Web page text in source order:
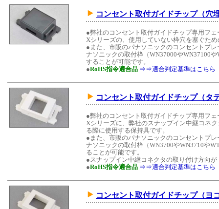
コンセント取付ガイドチップ（穴
●弊社のコンセント取付ガイドチップ専用フ
Xシリーズの、使用していない枠穴を塞ぐた
●また、市販のパナソニックのコンセントプ
ナソニックの取付枠（WN37000やWN37100
することが可能です。
●RoHS指令適合品 ⇒⇒適合判定基準はこちら
コンセント取付ガイドチップ（タ
●弊社のコンセント取付ガイドチップ専用フ
Xシリーズに、弊社のスナップイン中継コネ
る際に使用する保持具です。
●また、市販のパナソニックのコンセントプ
ナソニックの取付枠（WN3700やWN3710や
ることが可能です。
●スナップイン中継コネクタの取り付け方向
●RoHS指令適合品 ⇒⇒適合判定基準はこちら
コンセント取付ガイドチップ（ヨ